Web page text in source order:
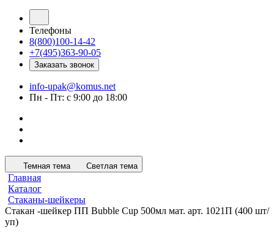
Телефоны
8(800)100-14-42
+7(495)363-90-05
Заказать звонок
info-upak@komus.net
Пн - Пт: с 9:00 до 18:00
Темная тема Светлая тема
Главная
Каталог
Стаканы-шейкеры
Стакан -шейкер ПП Bubble Cup 500мл мат. арт. 1021П (400 шт/
уп)